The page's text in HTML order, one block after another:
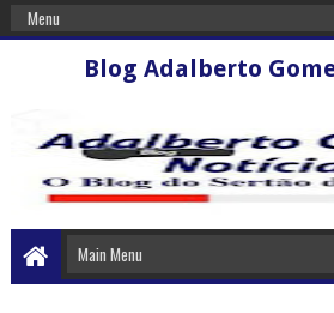
Blog Adalberto